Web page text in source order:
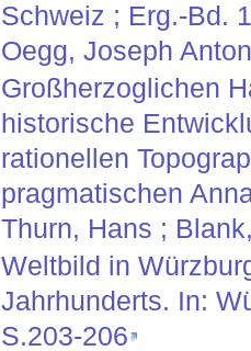
Schweiz ; Erg.-Bd.
Oegg, Joseph
Großherzoglichen
historische
rationellen
pragmatischen
Thurn, Hans ;
Weltbild in
Jahrhunderts. In:
S.203-206